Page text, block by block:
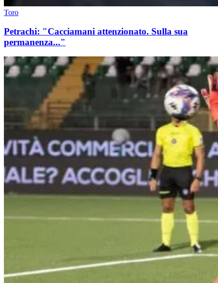
Toro
Petrachi: "Cacciamani attenzionato. Sulla sua
permanenza..."